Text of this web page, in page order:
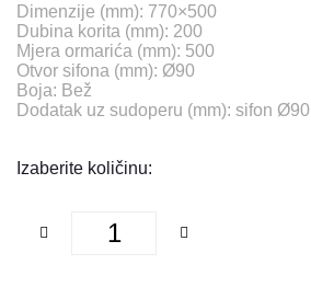
Dimenzije (mm): 770×500
Dubina korita (mm): 200
Mjera ormarića (mm): 500
Otvor sifona (mm): Ø90
Boja: Bež
Dodatak uz sudoperu (mm): sifon Ø90
Izaberite količinu: